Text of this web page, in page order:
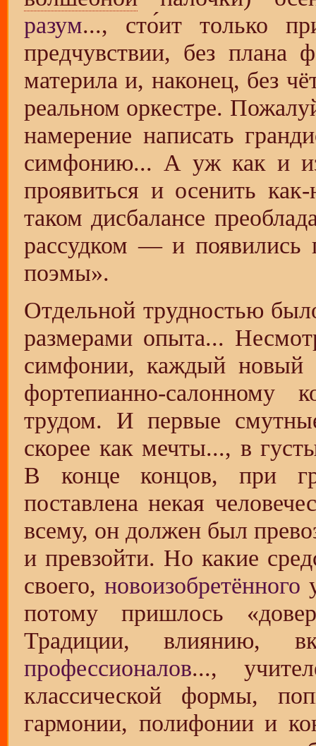
разум..., сто́ит только
предчувствии, без плана
материла и, наконец, без
реальном оркестре.
намерение написать
симфонию... А уж как и
проявиться и осенить
таком дисбалансе
рассудком — и появились
поэмы».
Отдельной трудностью
размерами опыта...
симфонии, каждый
фортепианно-салонному
трудом. И первые
скорее как мечты..., в
В конце концов, при
поставлена некая
всему, он должен был
и превзойти. Но какие
своего, новоизобретённого
потому пришлось
Традиции, влиянию,
профессионалов...,
классической формы,
гармонии, полифонии и